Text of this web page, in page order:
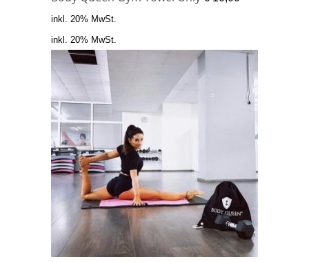
inkl. 20% MwSt.
inkl. 20% MwSt.